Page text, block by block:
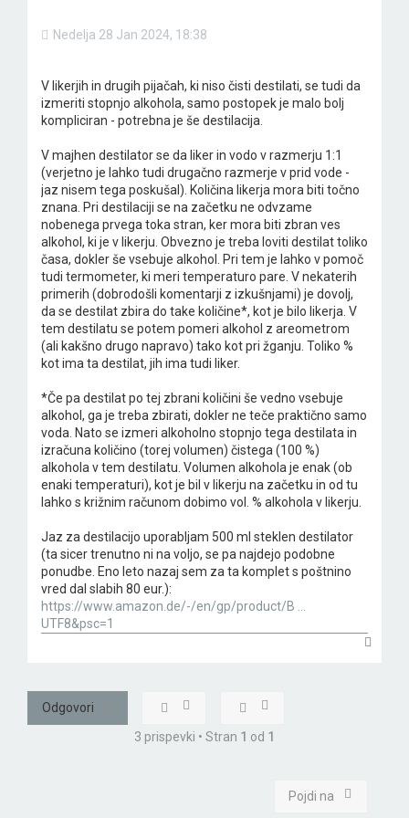
Nedelja 28 Jan 2024, 18:38
V likerjih in drugih pijačah, ki niso čisti destilati, se tudi da
izmeriti stopnjo alkohola, samo postopek je malo bolj
kompliciran - potrebna je še destilacija.
V majhen destilator se da liker in vodo v razmerju 1:1
(verjetno je lahko tudi drugačno razmerje v prid vode -
jaz nisem tega poskušal). Količina likerja mora biti točno
znana. Pri destilaciji se na začetku ne odvzame
nobenega prvega toka stran, ker mora biti zbran ves
alkohol, ki je v likerju. Obvezno je treba loviti destilat toliko
časa, dokler še vsebuje alkohol. Pri tem je lahko v pomoč
tudi termometer, ki meri temperaturo pare. V nekaterih
primerih (dobrodošli komentarji z izkušnjami) je dovolj,
da se destilat zbira do take količine*, kot je bilo likerja. V
tem destilatu se potem pomeri alkohol z areometrom
(ali kakšno drugo napravo) tako kot pri žganju. Toliko %
kot ima ta destilat, jih ima tudi liker.
*Če pa destilat po tej zbrani količini še vedno vsebuje
alkohol, ga je treba zbirati, dokler ne teče praktično samo
voda. Nato se izmeri alkoholno stopnjo tega destilata in
izračuna količino (torej volumen) čistega (100 %)
alkohola v tem destilatu. Volumen alkohola je enak (ob
enaki temperaturi), kot je bil v likerju na začetku in od tu
lahko s križnim računom dobimo vol. % alkohola v likerju.
Jaz za destilacijo uporabljam 500 ml steklen destilator
(ta sicer trenutno ni na voljo, se pa najdejo podobne
ponudbe. Eno leto nazaj sem za ta komplet s poštnino
vred dal slabih 80 eur.):
https://www.amazon.de/-/en/gp/product/B ...
UTF8&psc=1
Odgovori
3 prispevki • Stran 1 od 1
Pojdi na